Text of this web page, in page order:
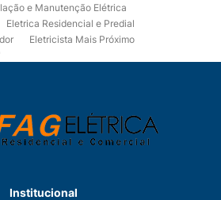
e Manutenção Elétrica
Eletrica Residencial e Predial
Eletricista Mais Próximo
E Predial
Elétricas
Eletrica
de Serviços Eletricos
Institucional